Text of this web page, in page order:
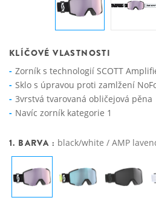
KLÍČOVÉ VLASTNOSTI
Zorník s technologií SCOTT
Sklo s úpravou proti zamlžení
3vrstvá tvarovaná obličejová pěna
Navíc zorník kategorie 1
1. BARVA : black/white / AMP